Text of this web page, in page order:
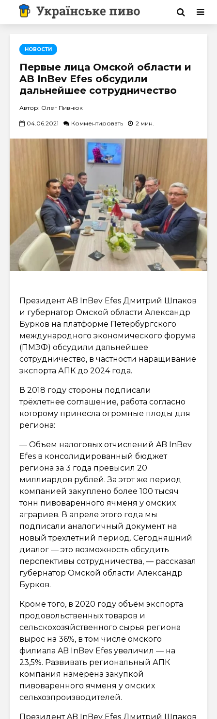
НОВОСТИ
Первые лица Омской области и
AB InBev Efes обсудили
дальнейшее сотрудничество
Автор: Олег Пивнюк
04.06.2021 Комментировать 2 мин.
Президент AB InBev Efes Дмитрий Шпаков
и губернатор Омской области Александр
Бурков на платформе Петербургского
международного экономического форума
(ПМЭФ) обсудили дальнейшее
сотрудничество, в частности наращивание
экспорта АПК до 2024 года.
В 2018 году стороны подписали
трёхлетнее соглашение, работа согласно
которому принесла огромные плоды для
региона:
— Объем налоговых отчислений AB InBev
Efes в консолидированный бюджет
региона за 3 года превысил 20
миллиардов рублей. За этот же период
компанией закуплено более 100 тысяч
тонн пивоваренного ячменя у омских
аграриев. В апреле этого года мы
подписали аналогичный документ на
новый трехлетний период. Сегодняшний
диалог — это возможность обсудить
перспективы сотрудничества, — рассказал
губернатор Омской области Александр
Бурков.
Кроме того, в 2020 году объём экспорта
продовольственных товаров и
сельскохозяйственного сырья региона
вырос на 36%, в том числе омского
филиала AB InBev Efes увеличил — на
23,5%. Развивать региональный АПК
компания намерена закупкой
пивоваренного ячменя у омских
сельхозпроизводителей.
Президент AB InBev Efes Дмитрий Шпаков